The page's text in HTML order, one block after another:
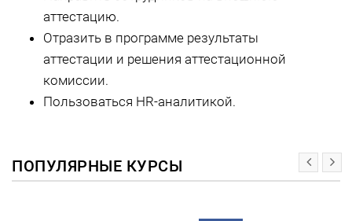
аттестацию.
Отразить в программе результаты
аттестации и решения аттестационной
комиссии.
Пользоваться HR-аналитикой.
ПОПУЛЯРНЫЕ КУРСЫ